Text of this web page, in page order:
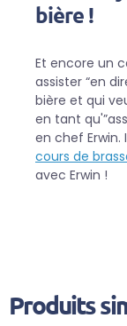
bière !
Et encore un
assister “en
bière et qui
en tant
en chef Erwin.
cours de
avec Erwin !
Produits